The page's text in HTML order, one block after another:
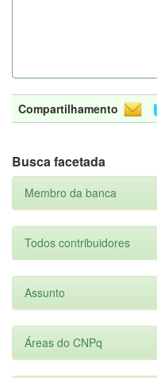
Compartilhamento
Busca facetada
Membro da banca
Todos contribuidores
Assunto
Áreas do CNPq